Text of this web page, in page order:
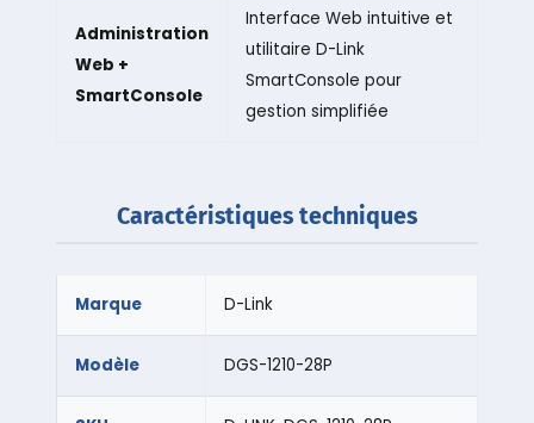
Administration
Web +
SmartConsole
Interface Web intuitive et
utilitaire D-Link
SmartConsole pour
gestion simplifiée
Caractéristiques techniques
Marque D-Link
Modèle DGS-1210-28P